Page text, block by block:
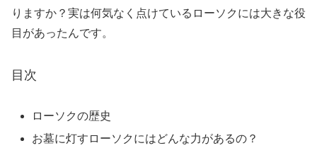
りますか？実は何気なく点けているローソクには大きな役
目があったんです。
目次
ローソクの歴史
お墓に灯すローソクにはどんな力があるの？